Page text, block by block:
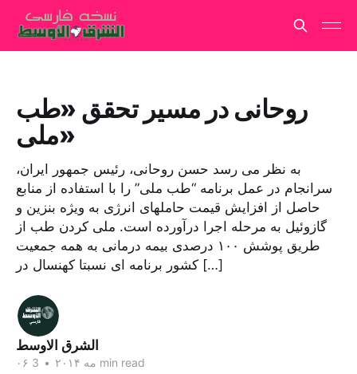
روحانی در مسیر تحقق «طب
ملی»
به نظر می رسد حسن روحانی، رئیس جمهور ایران،
سرانجام در عمل برنامه “طب ملی” را با استفاده از منابع
حاصل از افزایش قیمت حاملهای انرژی به ویژه بنزین و
گازوئیل به مرحله اجرا درآورده است. ملی کردن طب از
طریق پوشش ۱۰۰ درصدی بیمه درمانی به همه جمعیت
کشور برنامه ای نسبتا کهنسال در […]
الشرق الاوسط
۰۶ مه ۲۰۱۴ • 3 min read